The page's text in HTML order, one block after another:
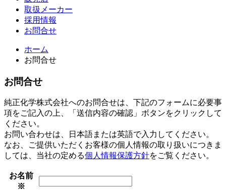
取扱メーカー
採用情報
お問合せ
ホーム
お問合せ
お問合せ
純正化学株式会社へのお問合せは、下記のフォームに必要事
項をご記入の上、「送信内容の確認」ボタンをクリックして
ください。
お問い合わせは、日本語または英語で入力してください。
なお、ご提供いただくお客様の個人情報の取り扱いにつきま
しては、当社の定める個人情報保護方針をご覧ください。
お名前
※